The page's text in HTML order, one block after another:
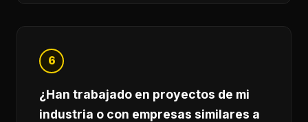
6
¿Han trabajado en proyectos de mi
industria o con empresas similares a